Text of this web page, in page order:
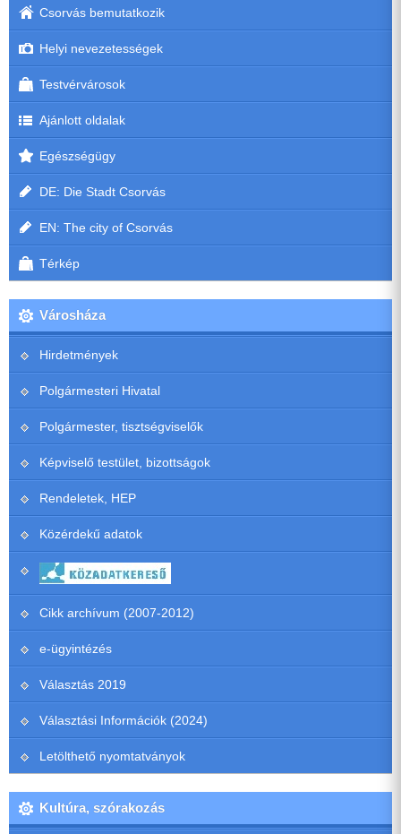
Csorvás bemutatkozik
Helyi nevezetességek
Testvérvárosok
Ajánlott oldalak
Egészségügy
DE: Die Stadt Csorvás
EN: The city of Csorvás
Térkép
Városháza
Hirdetmények
Polgármesteri Hivatal
Polgármester, tisztségviselők
Képviselő testület, bizottságok
Rendeletek, HEP
Közérdekű adatok
Cikk archívum (2007-2012)
e-ügyintézés
Választás 2019
Választási Információk (2024)
Letölthető nyomtatványok
Kultúra, szórakozás